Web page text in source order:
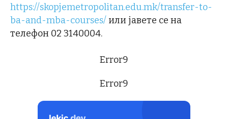
https://skopjemetropolitan.edu.mk/transfer-to-
ba-and-mba-courses/ или јавете се на
телефон 02 3140004.
Error9
Error9